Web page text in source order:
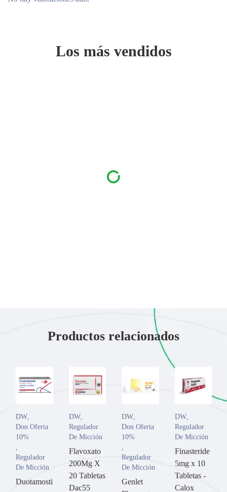
Los más vendidos
Productos relacionados
DW
Don Oferta
10%
Regulador
De Micción
Duotamosti
DW,
Regulador
De Micción
Flavoxato
200Mg X
20 Tabletas
Dac55
DW
Don Oferta
10%
Regulador
De Micción
Genlet
DW,
Regulador
De Micción
Finasteride
5mg x 10
Tabletas -
Calox